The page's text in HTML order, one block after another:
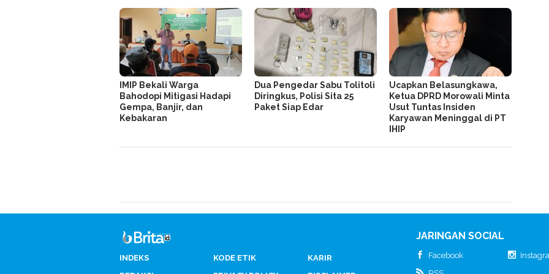
IMIP Bekali Warga
Bahodopi Mitigasi Hadapi
Gempa, Banjir, dan
Kebakaran
Dua Pengedar Sabu Tolitoli
Diringkus, Polisi Sita 25
Paket Siap Edar
Ucapkan Belasungkawa,
Ketua DPRD Morowali Minta
Usut Tuntas Insiden
Karyawan Meninggal di PT
IHIP
INDEKS KODE ETIK
KARIR
JARINGAN SOCIAL
Facebook